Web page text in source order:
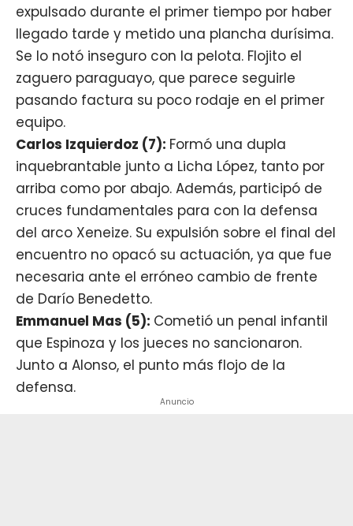
expulsado durante el primer tiempo por haber
llegado tarde y metido una plancha durísima.
Se lo notó inseguro con la pelota. Flojito el
zaguero paraguayo, que parece seguirle
pasando factura su poco rodaje en el primer
equipo.
Carlos Izquierdoz (7): Formó una dupla
inquebrantable junto a Licha López, tanto por
arriba como por abajo. Además, participó de
cruces fundamentales para con la defensa
del arco Xeneize. Su expulsión sobre el final del
encuentro no opacó su actuación, ya que fue
necesaria ante el erróneo cambio de frente
de Darío Benedetto.
Emmanuel Mas (5): Cometió un penal infantil
que Espinoza y los jueces no sancionaron.
Junto a Alonso, el punto más flojo de la
defensa.
Anuncio